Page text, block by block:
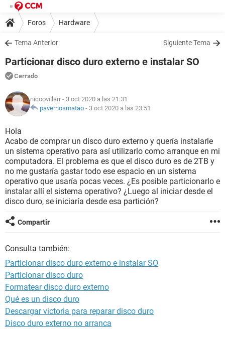
Foros Hardware
Tema Anterior Siguiente Tema
Particionar disco duro externo e instalar SO
Cerrado
nicoovillarr - 3 oct 2020 a las 21:31
pavernosmatao - 3 oct 2020 a las 23:51
Hola
Acabo de comprar un disco duro externo y quería instalarle
un sistema operativo para así utilizarlo como arranque en mi
computadora. El problema es que el disco duro es de 2TB y
no me gustaría gastar todo ese espacio en un sistema
operativo que usaría pocas veces. ¿Es posible particionarlo e
instalar allí el sistema operativo? ¿Luego al iniciar desde el
disco duro, se iniciaría desde esa partición?
Compartir
Consulta también:
Particionar disco duro externo e instalar SO
Particionar disco duro
Formatear disco duro externo
Qué es un disco duro
Descargar victoria para reparar disco duro
Disco duro externo no arranca